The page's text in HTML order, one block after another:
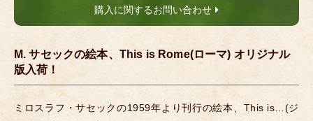
購入に関するお問い合わせ
M. サセックの絵本、This is Rome(ローマ) オリジナル
版入荷！
ミロスラフ・サセックの1959年より刊行の絵本、This is…(ジ